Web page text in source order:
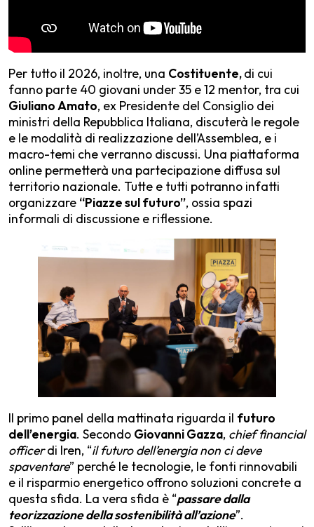
Per tutto il 2026, inoltre, una Costituente,di cui
fanno parte 40 giovani under 35 e 12 mentor, tra cui
Giuliano Amato, ex Presidente del Consiglio dei
ministri della Repubblica Italiana, discuterà le regole
e le modalità di realizzazione dell’Assemblea, e i
macro-temi che verranno discussi. Una piattaforma
online permetterà una partecipazione diffusa sul
territorio nazionale. Tutte e tutti potranno infatti
organizzare “Piazze sul futuro”, ossia spazi
informali di discussione e riflessione.
Il primo panel della mattinata riguarda il futuro
dell’energia. Secondo Giovanni Gazza, chief financial
officerdi Iren, “il futuro dell’energia non ci deve
spaventare” perché le tecnologie, le fonti rinnovabili
e il risparmio energetico offrono soluzioni concrete a
questa sfida. La vera sfida è “passare dalla
teorizzazione della sostenibilità all’azione”.